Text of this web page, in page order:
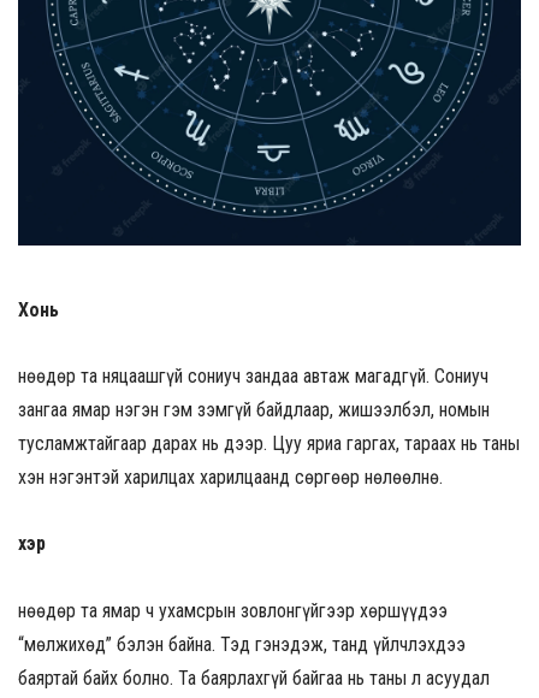
Хонь
Өнөөдөр та няцаашгүй сониуч зандаа автаж магадгүй. Сониуч
зангаа ямар нэгэн гэм зэмгүй байдлаар, жишээлбэл, номын
тусламжтайгаар дарах нь дээр. Цуу яриа гаргах, тараах нь таны
хэн нэгэнтэй харилцах харилцаанд сөргөөр нөлөөлнө.
Үхэр
Өнөөдөр та ямар ч ухамсрын зовлонгүйгээр хөршүүдээ
“мөлжихөд” бэлэн байна. Тэд гэнэдэж, танд үйлчлэхдээ
баяртай байх болно. Та баярлахгүй байгаа нь таны л асуудал